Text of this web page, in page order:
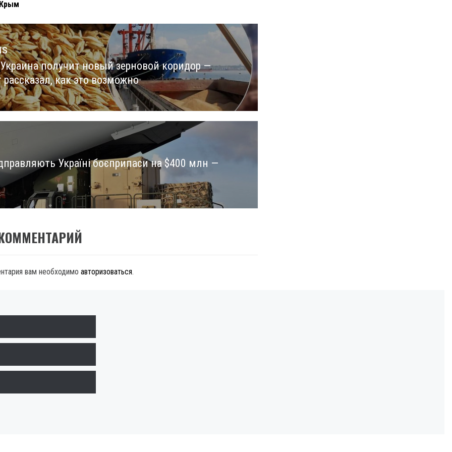
Крым
получит новый зерновой коридор —
рассказал, как это возможно
Україні боєприпаси на $400 млн —
вам необходимо авторизоваться.